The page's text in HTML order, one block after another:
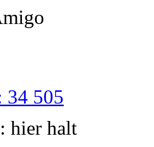
34 505
hier halt